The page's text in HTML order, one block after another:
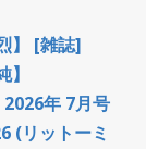
】 [雑誌]
2026年 7月号
(リットーミ